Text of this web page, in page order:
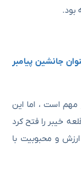
بود.
جانشین پیامبر
مهم است ، اما این
خیبر را فتح کرد
و محبوبیت با